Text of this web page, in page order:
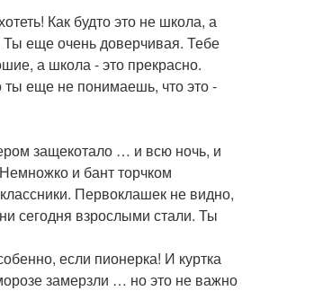
Как будто это не школа, а
еще очень доверчивая. Тебе
а школа - это прекрасно.
ты еще не понимаешь, что это -
защекотало … и всю ночь, и
и бант торчком
Первоклашек не видно,
сегодня взрослыми стали. Ты
если пионерка! И куртка
замерзли … но это не важно